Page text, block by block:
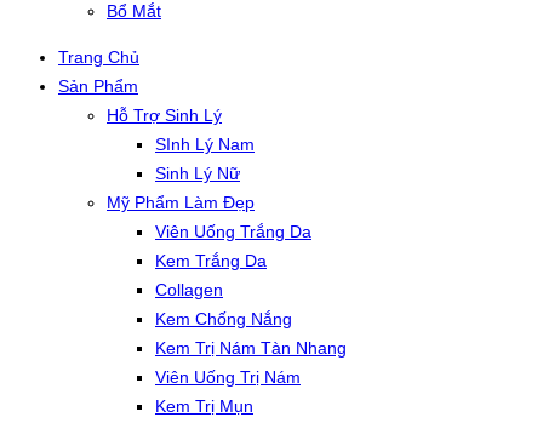
Bổ Mắt
Trang Chủ
Sản Phẩm
Hỗ Trợ Sinh Lý
SInh Lý Nam
Sinh Lý Nữ
Mỹ Phẩm Làm Đẹp
Viên Uống Trắng Da
Kem Trắng Da
Collagen
Kem Chống Nắng
Kem Trị Nám Tàn Nhang
Viên Uống Trị Nám
Kem Trị Mụn